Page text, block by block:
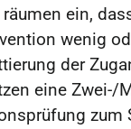
ein,
wenig
der
eine Zwei-/
zum